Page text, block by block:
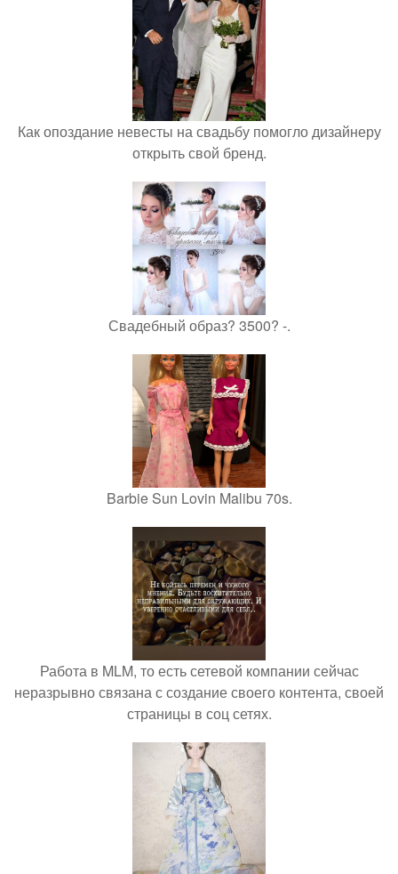
Как опоздание невесты на свадьбу помогло дизайнеру
открыть свой бренд.
Свадебный образ? 3500? -.
Barbie Sun Lovin Malibu 70s.
Работа в MLM, то есть сетевой компании сейчас
неразрывно связана с создание своего контента, своей
страницы в соц сетях.